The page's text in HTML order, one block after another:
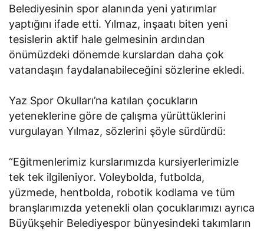
Belediyesinin spor alanında yeni yatırımlar
yaptığını ifade etti. Yılmaz, inşaatı biten yeni
tesislerin aktif hale gelmesinin ardından
önümüzdeki dönemde kurslardan daha çok
vatandaşın faydalanabileceğini sözlerine ekledi.
Yaz Spor Okulları’na katılan çocukların
yeteneklerine göre de çalışma yürüttüklerini
vurgulayan Yılmaz, sözlerini şöyle sürdürdü:
“Eğitmenlerimiz kurslarımızda kursiyerlerimizle
tek tek ilgileniyor. Voleybolda, futbolda,
yüzmede, hentbolda, robotik kodlama ve tüm
branşlarımızda yetenekli olan çocuklarımızı ayrıca
Büyükşehir Belediyespor bünyesindeki takımların